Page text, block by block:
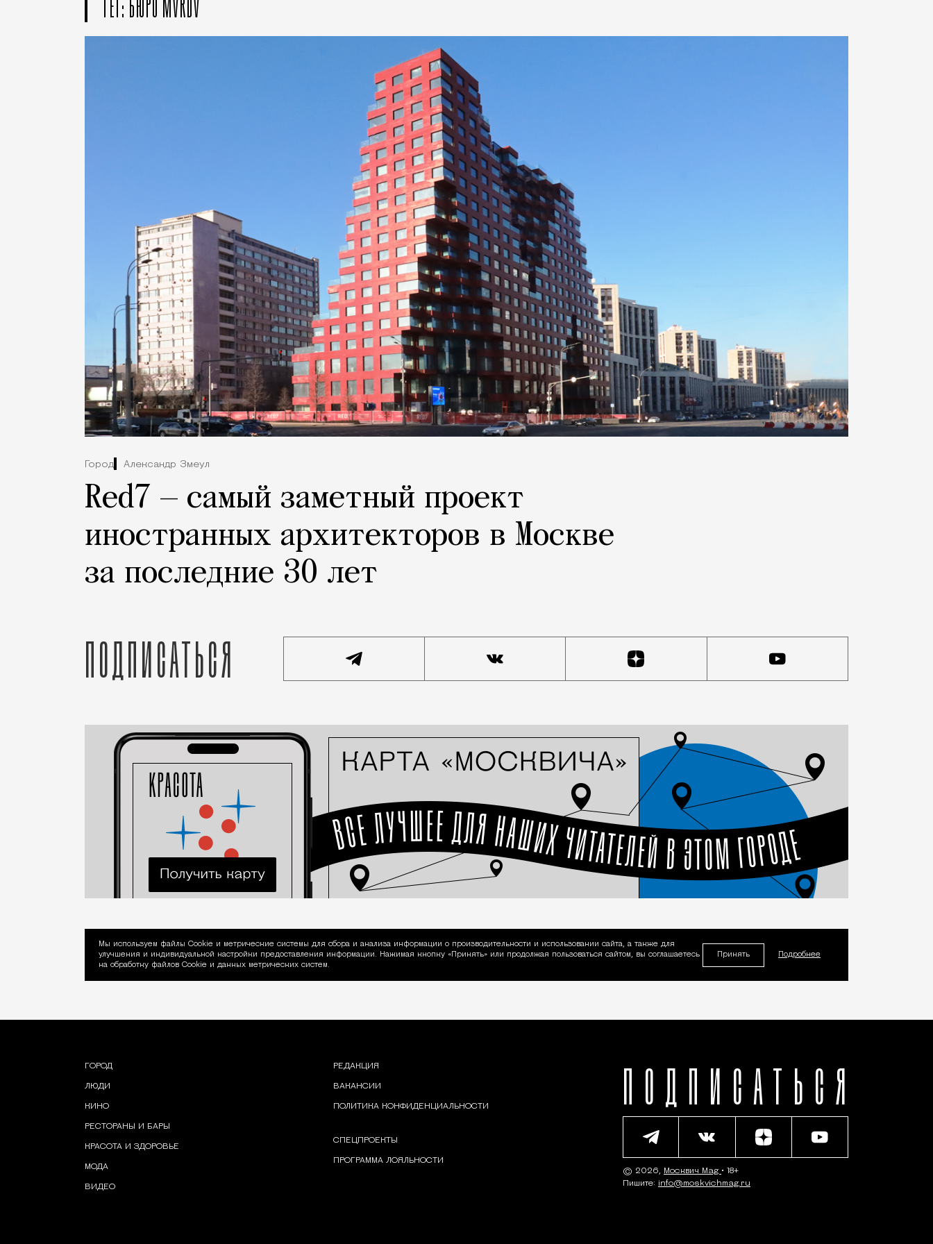
Город Александр Змеул
Red7 — самый заметный проект
иностранных архитекторов в Москве
за последние 30 лет
Подписаться
Уведомление об использовании Cookie
Мы используем файлы Сookie и метрические системы для сбора и анализа информации о производительности и использовании сайта, а также для
улучшения и индивидуальной настройки предоставления информации. Нажимая кнопку «Принять» или продолжая пользоваться сайтом, вы соглашаетесь
на обработку файлов Cookie и данных метрических систем.
Принять Подробнее
ГОРОД
ЛЮДИ
КИНО
РЕСТОРАНЫ И БАРЫ
КРАСОТА И ЗДОРОВЬЕ
МОДА
ВИДЕО
РЕДАКЦИЯ
ВАКАНСИИ
ПОЛИТИКА КОНФИДЕНЦИАЛЬНОСТИ
СПЕЦПРОЕКТЫ
ПРОГРАММА ЛОЯЛЬНОСТИ
ПОДПИСАТЬСЯ
© 2026, Москвич Mag • 18+
Пишите: info@moskvichmag.ru